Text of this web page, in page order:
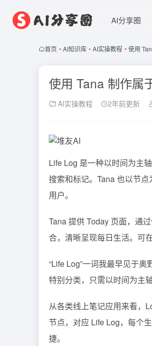
AI分享圈
首页 • AI知识库 • AI实操教程 • 使用
使用 Tana 制作属
AI实操教程 2年前更新
Life Log 是一种以时间为主
搜索和标记。Tana 也以节
用户。
Tana提供 Today 页面，通
合，清晰呈现每日生活。可
“Life Log”一词我最早见于
特别分类，只需以时间为主
从各类线上笔记应用来看，
节点，对应 Life Log，每个
捷。